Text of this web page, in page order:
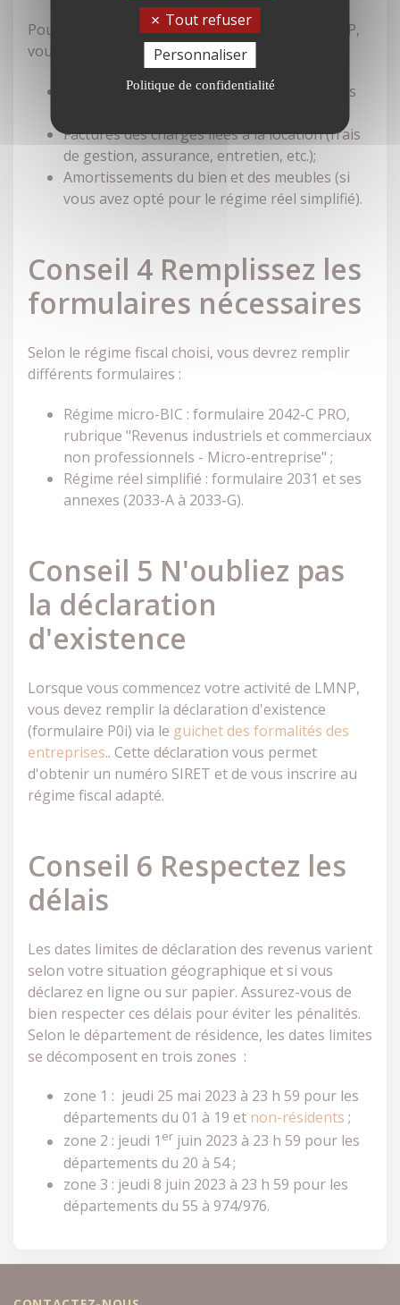
Pour réaliser votre déclaration de revenus LMNP,
vous aurez besoin des documents suivants :
Contrat de location et justificatifs des loyers
Factures des charges liées à la location (frais
de gestion, assurance, entretien, etc.);
Amortissements du bien et des meubles (si
vous avez opté pour le régime réel simplifié).
Conseil 4 Remplissez les
formulaires nécessaires
Selon le régime fiscal choisi, vous devrez remplir
différents formulaires :
Régime micro-BIC : formulaire 2042-C PRO,
rubrique "Revenus industriels et commerciaux
non professionnels - Micro-entreprise" ;
Régime réel simplifié : formulaire 2031 et ses
annexes (2033-A à 2033-G).
Conseil 5 N'oubliez pas
la déclaration
d'existence
Lorsque vous commencez votre activité de LMNP,
vous devez remplir la déclaration d'existence
(formulaire P0i) via le guichet des formalités des
entreprises.. Cette déclaration vous permet
d'obtenir un numéro SIRET et de vous inscrire au
régime fiscal adapté.
Conseil 6 Respectez les
délais
Les dates limites de déclaration des revenus varient
selon votre situation géographique et si vous
déclarez en ligne ou sur papier. Assurez-vous de
bien respecter ces délais pour éviter les pénalités.
Selon le département de résidence, les dates limites
se décomposent en trois zones :
zone 1 : jeudi 25 mai 2023 à 23 h 59 pour les
départements du 01 à 19 et non-résidents ;
zone 2 : jeudi 1 er juin 2023 à 23 h 59 pour les
départements du 20 à 54 ;
zone 3 : jeudi 8 juin 2023 à 23 h 59 pour les
départements du 55 à 974/976.
Tout refuser
Personnaliser
Politique de confidentialité